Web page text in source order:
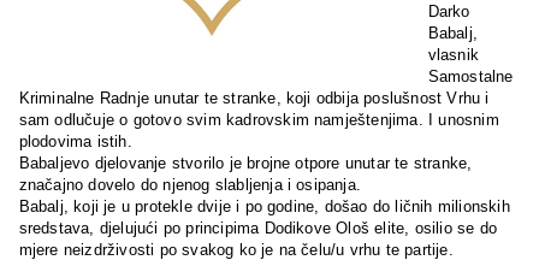
Darko
Babalj,
vlasnik
Samostalne
Kriminalne Radnje unutar te stranke, koji odbija poslušnost Vrhu i
sam odlučuje o gotovo svim kadrovskim namještenjima. I unosnim
plodovima istih.
Babaljevo djelovanje stvorilo je brojne otpore unutar te stranke,
značajno dovelo do njenog slabljenja i osipanja.
Babalj, koji je u protekle dvije i po godine, došao do ličnih milionskih
sredstava, djelujući po principima Dodikove Ološ elite, osilio se do
mjere neizdrživosti po svakog ko je na čelu/u vrhu te partije.